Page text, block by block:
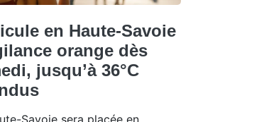
en Haute-Savoie
orange dès
jusqu’à 36°C
Savoie sera placée en